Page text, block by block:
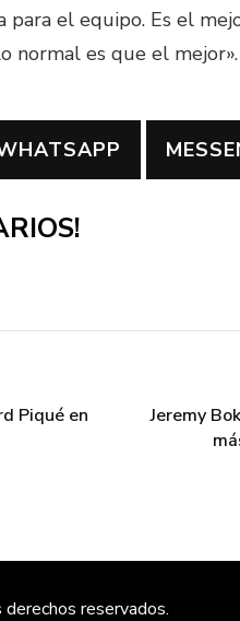
para el equipo. Es el
normal es que el mejor».
Piqué en
Jeremy
reservados.